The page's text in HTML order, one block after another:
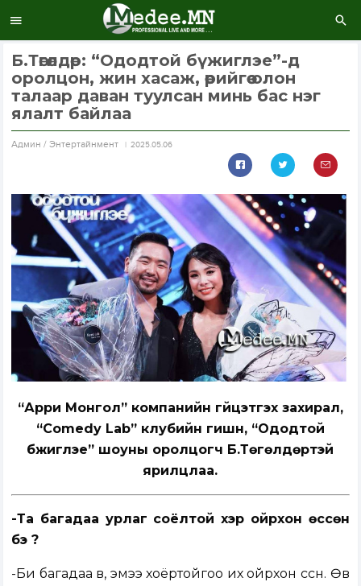
Б.Төгөлдөр: “Ододтой бүжиглэе”-д
оролцон, жин хасаж, өөрийгөө олон
талаар даван туулсан минь бас нэг
ялалт байлаа
Aдмин / Энтертайнмент 2025.05.06
“Арри Монгол” компанийн гүйцэтгэх захирал,
“Comedy Lab” клубийн гишүүн, “Ододтой
бүжиглэе” шоуны оролцогч Б.Төгөлдөртэй
ярилцлаа.
-Та багадаа урлаг соёлтой хэр ойрхон өссөн
бэ?
-Би багадаа өвөө, эмээ хоёртойгоо их ойрхон өссөн. Өвөө